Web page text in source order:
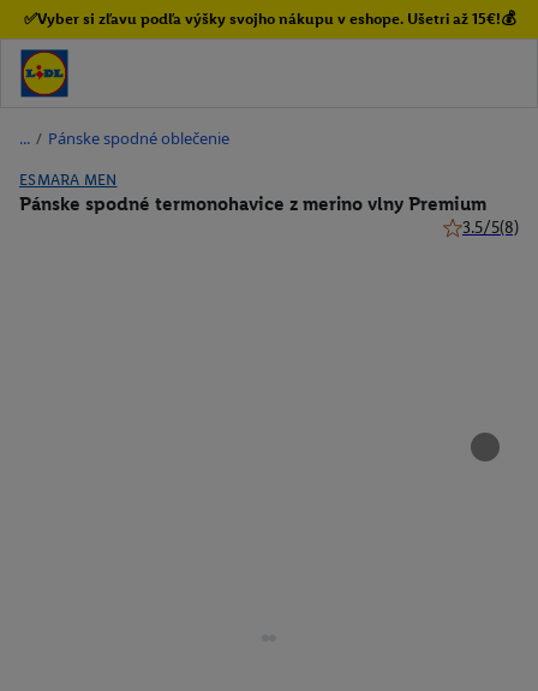
✅Vyber si zľavu podľa výšky svojho nákupu v eshope. Ušetri až 15€!💰
/ Pánske spodné oblečenie
ESMARA MEN
Pánske spodné termonohavice z merino vlny Premium
3.5/5(8)